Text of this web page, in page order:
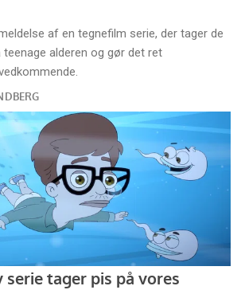
af en tegnefilm serie, der tager de
alderen og gør det ret